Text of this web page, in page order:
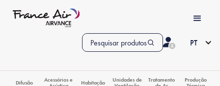
Pesquisar produtos PT
Difusão
Acessórios e
Habitação
Unidades de
Tratamento
Produção